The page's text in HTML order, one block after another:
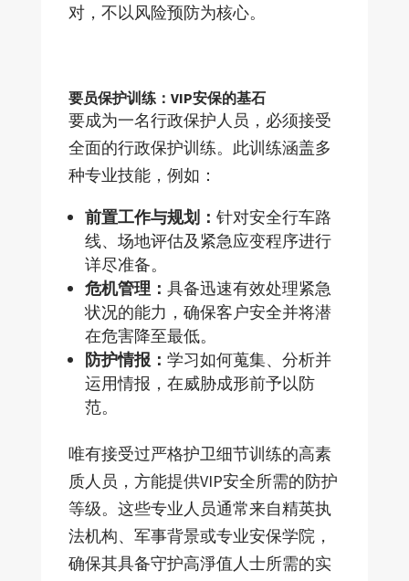
对，不以风险预防为核心。
要员保护训练：VIP安保的基石
要成为一名行政保护人员，必须接受
全面的行政保护训练。此训练涵盖多
种专业技能，例如：
前置工作与规划： 针对安全行车路
线、场地评估及紧急应变程序进行
详尽准备。
危机管理： 具备迅速有效处理紧急
状况的能力，确保客户安全并将潜
在危害降至最低。
防护情报： 学习如何蒐集、分析并
运用情报，在威胁成形前予以防
范。
唯有接受过严格护卫细节训练的高素
质人员，方能提供VIP安全所需的防护
等级。这些专业人员通常来自精英执
法机构、军事背景或专业安保学院，
确保其具备守护高淨值人士所需的实